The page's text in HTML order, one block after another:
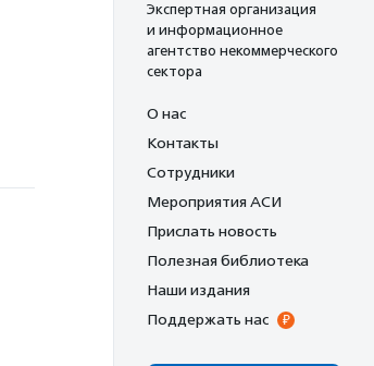
Экспертная организация
и информационное
агентство некоммерческого
сектора
О нас
Контакты
Сотрудники
Мероприятия АСИ
Прислать новость
Полезная библиотека
Наши издания
Поддержать нас